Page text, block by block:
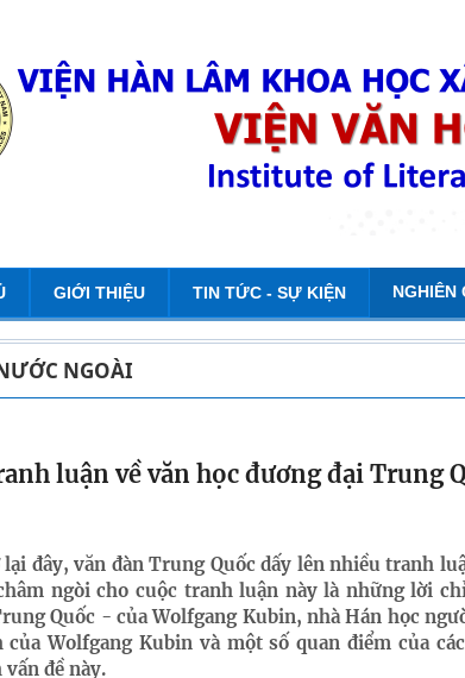
GIỚI THIỆU TIN TỨC - SỰ KIỆN NGHIÊN
NGOÀI
luận về văn học đương đại Trung
đây, văn đàn Trung Quốc dấy lên nhiều tranh
ngòi cho cuộc tranh luận này là những lời
Quốc - của Wolfgang Kubin, nhà Hán học
Wolfgang Kubin và một số quan điểm của
đề này.